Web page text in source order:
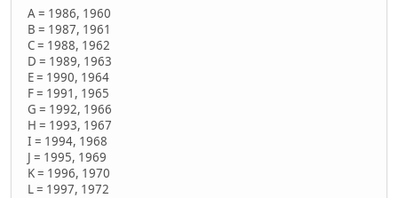
A = 1986, 1960
B = 1987, 1961
C = 1988, 1962
D = 1989, 1963
E = 1990, 1964
F = 1991, 1965
G = 1992, 1966
H = 1993, 1967
I = 1994, 1968
J = 1995, 1969
K = 1996, 1970
L = 1997, 1972